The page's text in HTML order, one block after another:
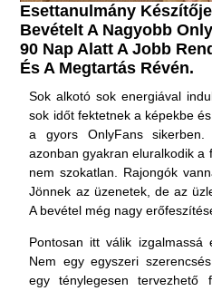
Esettanulmány
Bevételt A Nagyobb
90 Nap Alatt A Jobb
És A Megtartás Révén.
Sok alkotó sok energiával
sok időt fektetnek a képekbe
a gyors OnlyFans
azonban gyakran eluralkodik a
nem szokatlan. Rajongók
Jönnek az üzenetek, de az
A bevétel még nagy
Pontosan itt válik izgalmassá
Nem egy egyszeri
egy ténylegesen tervezhető